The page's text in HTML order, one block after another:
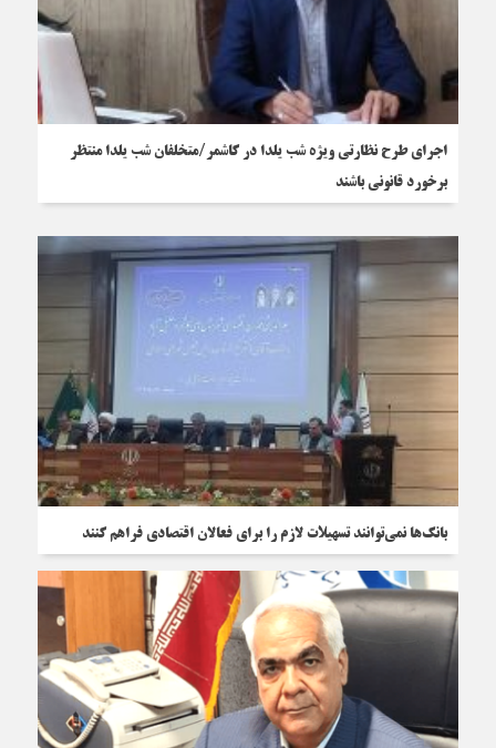
اجرای طرح نظارتی ویژه شب یلدا در کاشمر/متخلفان شب یلدا منتظر
برخورد قانونی باشند
بانک‌ها نمی‌توانند تسهیلات لازم را برای فعالان اقتصادی فراهم کنند